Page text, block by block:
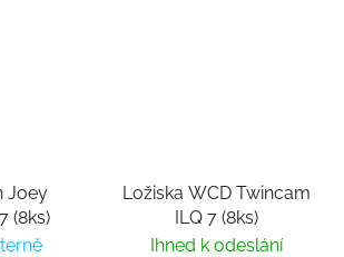
Joey
(8ks)
Ložiska WCD Twincam
ILQ 7 (8ks)
Ihned k odeslání